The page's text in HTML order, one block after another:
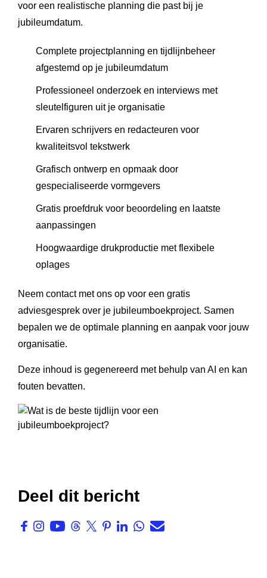
voor een realistische planning die past bij je
jubileumdatum.
Complete projectplanning en tijdlijnbeheer
afgestemd op je jubileumdatum
Professioneel onderzoek en interviews met
sleutelfiguren uit je organisatie
Ervaren schrijvers en redacteuren voor
kwaliteitsvol tekstwerk
Grafisch ontwerp en opmaak door
gespecialiseerde vormgevers
Gratis proefdruk voor beoordeling en laatste
aanpassingen
Hoogwaardige drukproductie met flexibele
oplages
Neem contact met ons op voor een gratis
adviesgesprek over je jubileumboekproject. Samen
bepalen we de optimale planning en aanpak voor jouw
organisatie.
Deze inhoud is gegenereerd met behulp van AI en kan
fouten bevatten.
Deel dit bericht